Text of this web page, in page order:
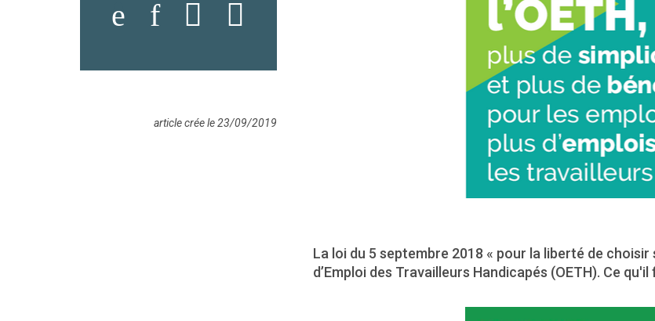
La loi du 5 septembre 2018 « pour la liberté de
d’Emploi des Travailleurs Handicapés (OETH). Ce
article crée le 23/09/2019